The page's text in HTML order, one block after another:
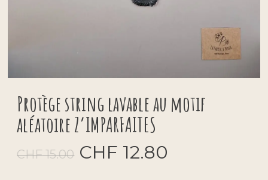
Protège string lavable au motif
aléatoire Z’IMPARFAITES
CHF15.00 Le
CHF 12.80